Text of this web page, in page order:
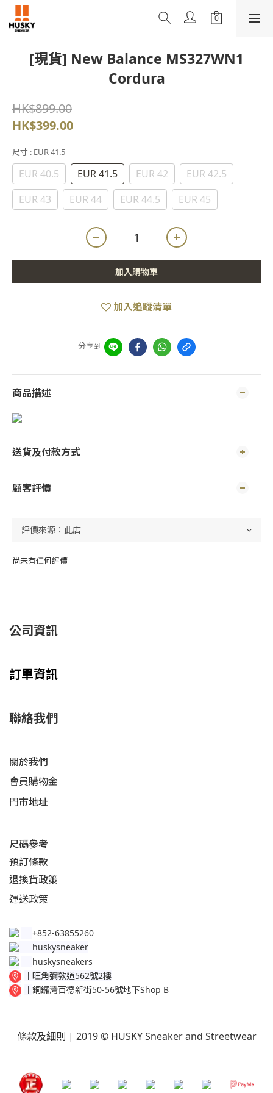
[現貨] New Balance MS327WN1
Cordura
HK$899.00
HK$399.00
尺寸 : EUR 41.5
EUR 40.5 EUR 41.5 EUR 42
EUR 42.5
EUR 43
EUR 44 EUR 44.5 EUR 45
加入購物車
加入追蹤清單
分享到
商品描述
送貨及付款方式
顧客評價
尚未有任何評價
公司資訊
訂單資訊
聯絡我們
關於我們
會員購物金
門市地址
尺碼參考
預訂條款
退換貨政策​
運送政策​
│ +852-63855260
huskysneaker
│ huskysneakers
│ 旺角彌敦道562號2樓
│ 銅鑼灣百德新街50-56號地下Shop B
條款及細則 | 2019 © HUSKY Sneaker and Streetwear